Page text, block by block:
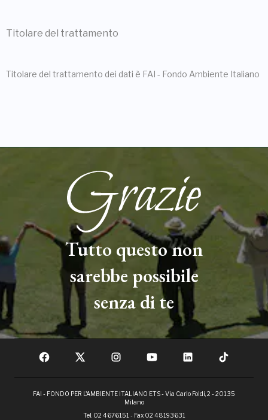
Titolare del trattamento
Titolare del trattamento dei dati è FAI - Fondo Ambiente Italiano
Tutto questo non
sarebbe possibile
senza di te
FAI - FONDO PER L'AMBIENTE ITALIANO ETS - Via Carlo Foldi, 2 - 20135
Milano
Tel. 02 4676151 - Fax 02 48193631